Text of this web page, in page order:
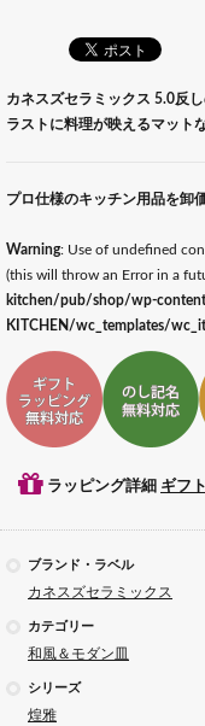
カネスズセラミックス 5.0反
ラストに料理が映えるマット
プロ仕様のキッチン用品を卸
Warning: Use of undefined
(this will throw an Error in a
kitchen/pub/shop/wp-
KITCHEN/wc_templates/
ギフトラッピン
ラッピング詳細 ギフト
ブランド・ラベル
カネスズセラミックス
カテゴリー
和風＆モダン皿
シリーズ
煌雅